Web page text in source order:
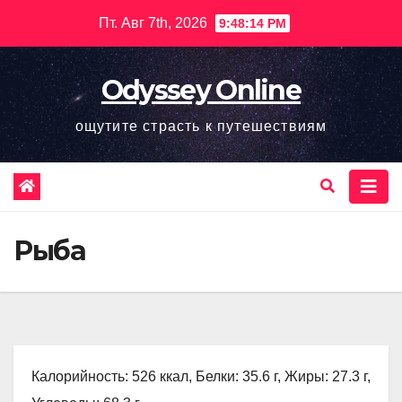
содержимому
Пт. Авг 7th, 2026 9:48:15 PM
Odyssey Online
ощутите страсть к путешествиям
Рыба
Калорийность: 526 ккал, Белки: 35.6 г, Жиры: 27.3 г,